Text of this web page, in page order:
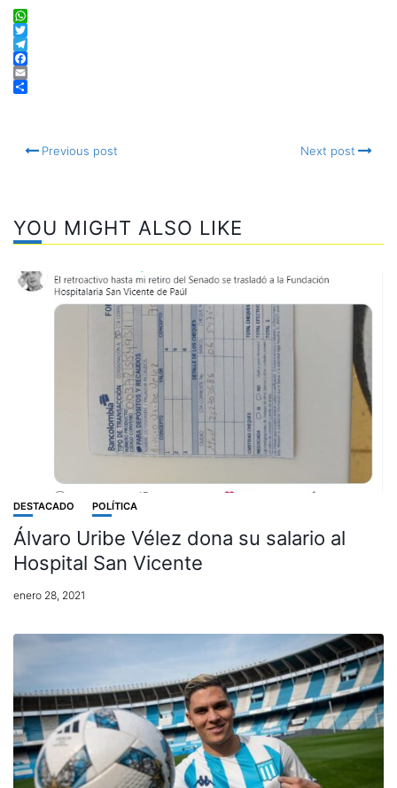
WhatsApp
Twitter
Telegram
Facebook
Email
Previous post Next post
YOU MIGHT ALSO LIKE
DESTACADO POLÍTICA
Álvaro Uribe Vélez dona su salario al
Hospital San Vicente
enero 28, 2021